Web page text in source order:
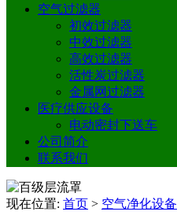
空气过滤器
初效过滤器
中效过滤器
高效过滤器
活性炭过滤器
金属网过滤器
医疗供应设备
电动密封下送车
公司简介
联系我们
现在位置: 首页 > 空气净化设备